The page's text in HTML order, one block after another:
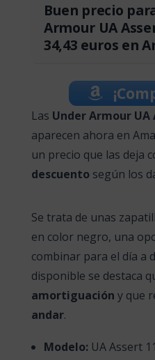
Buen precio
Armour UA
34,43 euros en
Las Under Armour UA
aparecen ahora en
un precio que las deja
descuentosegún los
Se trata de unas
en color negro, una
combinar para el día a
disponible se destaca
amortiguación y que
andar.
Modelo: UA Assert 11